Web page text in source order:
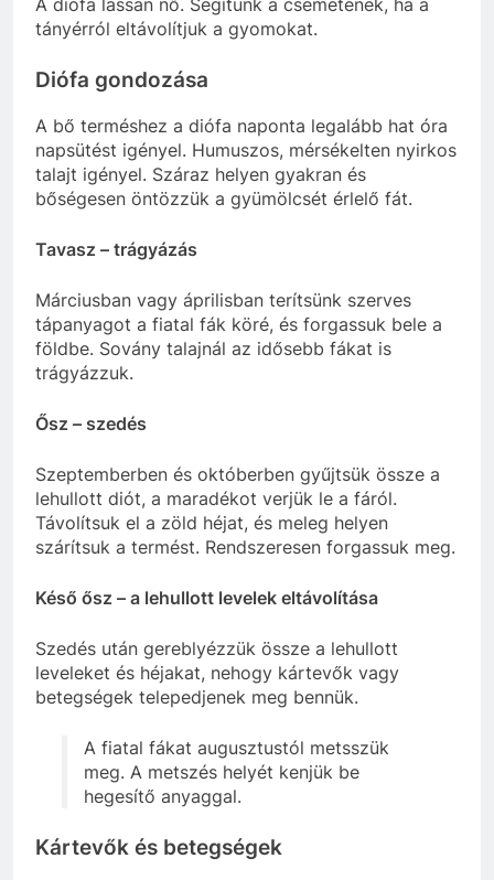
A diófa lassan nő. Segítünk a csemetének, ha a
tányérról eltávolítjuk a gyomokat.
Diófa gondozása
A bő terméshez a diófa naponta legalább hat óra
napsütést igényel. Humuszos, mérsékelten nyirkos
talajt igényel. Száraz helyen gyakran és
bőségesen öntözzük a gyümölcsét érlelő fát.
Tavasz – trágyázás
Márciusban vagy áprilisban terítsünk szerves
tápanyagot a fiatal fák köré, és forgassuk bele a
földbe. Sovány talajnál az idősebb fákat is
trágyázzuk.
Ősz – szedés
Szeptemberben és októberben gyűjtsük össze a
lehullott diót, a maradékot verjük le a fáról.
Távolítsuk el a zöld héjat, és meleg helyen
szárítsuk a termést. Rendszeresen forgassuk meg.
Késő ősz – a lehullott levelek eltávolítása
Szedés után gereblyézzük össze a lehullott
leveleket és héjakat, nehogy kártevők vagy
betegségek telepedjenek meg bennük.
A fiatal fákat augusztustól metsszük
meg. A metszés helyét kenjük be
hegesítő anyaggal.
Kártevők és betegségek